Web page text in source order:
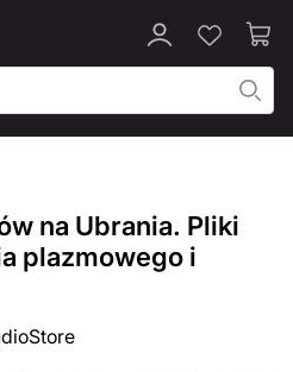
na Ubrania. Pliki
plazmowego i